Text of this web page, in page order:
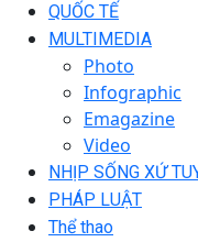
QUỐC TẾ
MULTIMEDIA
Photo
Infographic
Emagazine
Video
NHỊP SỐNG XỨ
PHÁP LUẬT
Thể thao